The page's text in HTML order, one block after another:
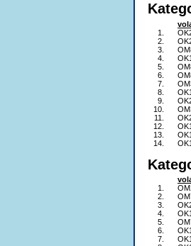
1.
2.
3.
4.
5.
6.
7.
8.
9.
10.
11.
12.
13.
14.
1.
2.
3.
4.
5.
6.
7.